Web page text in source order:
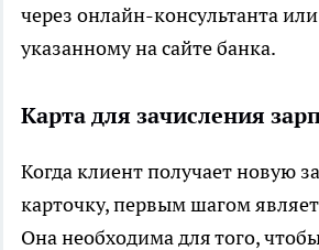
через онлайн-консультанта
указанному на сайте банка.
Карта для зачисления
Когда клиент получает новую
карточку, первым шагом
Она необходима для того,